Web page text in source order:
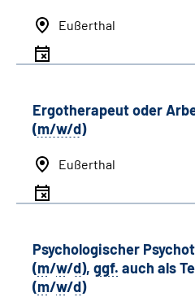
Eußerthal
Ergotherapeut oder
(m/w/d)
Eußerthal
Psychologischer
(m/w/d), ggf. auch als
(m/w/d)